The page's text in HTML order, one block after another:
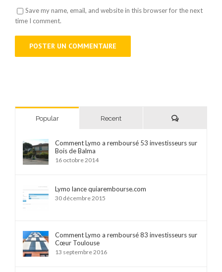
Save my name, email, and website in this browser for the next
time I comment.
Popular Recent Comments
Comment Lymo a remboursé 53 investisseurs sur
Bois de Balma
16 octobre 2014
Lymo lance quiarembourse.com
30 décembre 2015
Comment Lymo a remboursé 83 investisseurs sur
Cœur Toulouse
13 septembre 2016